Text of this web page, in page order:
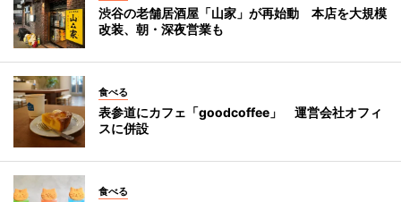
渋谷の老舗居酒屋「山家」が再始動 本店を大規模
改装、朝・深夜営業も
食べる
表参道にカフェ「goodcoffee」 運営会社オフィ
スに併設
食べる